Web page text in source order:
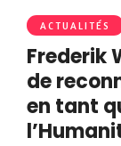
ACTUALITÉS
Frederik
de
en tant